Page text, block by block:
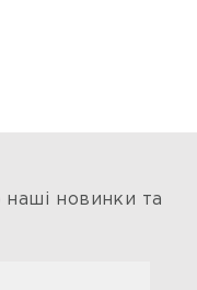
новинки та